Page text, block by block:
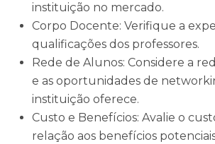
instituição no mercado.
Corpo Docente: Verifique a
qualificações dos professores.
Rede de Alunos: Considere a
e as oportunidades de
instituição oferece.
Custo e Benefícios: Avalie o
relação aos benefícios